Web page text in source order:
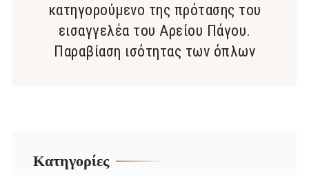
κατηγορούμενο της πρότασης του
εισαγγελέα του Αρείου Πάγου.
Παραβίαση ισότητας των όπλων
Kατηγορίες